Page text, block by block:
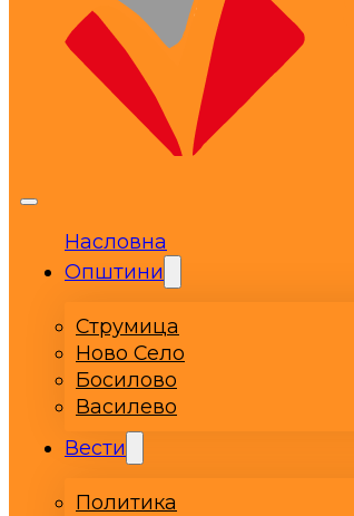
Насловна
Општини
Струмица
Ново Село
Босилово
Василево
Вести
Политика